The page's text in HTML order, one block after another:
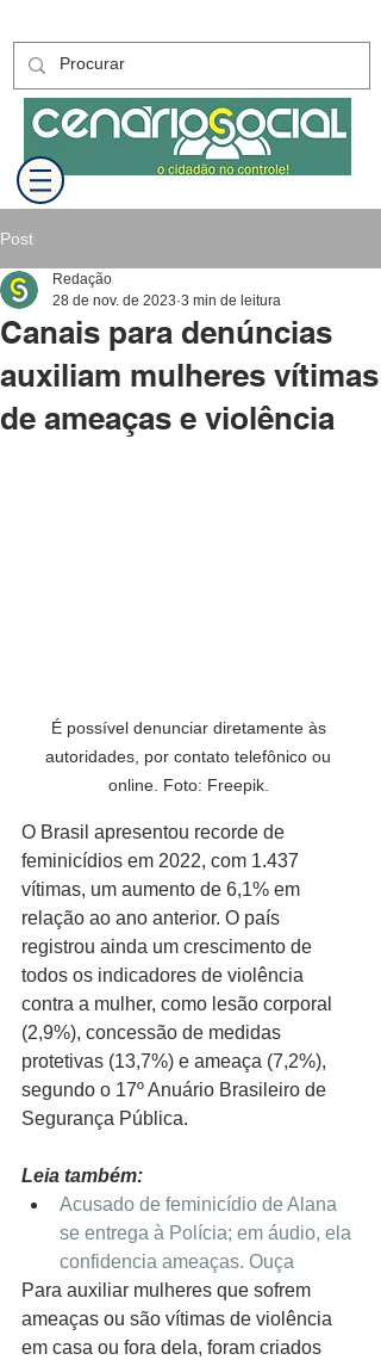
Post
Canais para denúncias
auxiliam mulheres vítimas
de ameaças e violência
Redação
28 de nov. de 2023 3 min de leitura
É possível denunciar diretamente às
autoridades, por contato telefônico ou
online. Foto: Freepik.
O Brasil apresentou recorde de
feminicídios em 2022, com 1.437
vítimas, um aumento de 6,1% em
relação ao ano anterior. O país
registrou ainda um crescimento de
todos os indicadores de violência
contra a mulher, como lesão corporal
(2,9%), concessão de medidas
protetivas (13,7%) e ameaça (7,2%),
segundo o 17º Anuário Brasileiro de
Segurança Pública.
Leia também:
Acusado de feminicídio de Alana
se entrega à Polícia; em áudio, ela
confidencia ameaças. Ouça
Para auxiliar mulheres que sofrem
ameaças ou são vítimas de violência
em casa ou fora dela, foram criados